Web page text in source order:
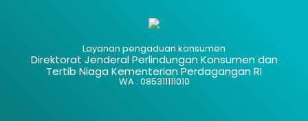
Layanan pengaduan konsumen
Direktorat Jenderal Perlindungan Konsumen dan
Tertib Niaga Kementerian Perdagangan RI
WA : 085311111010